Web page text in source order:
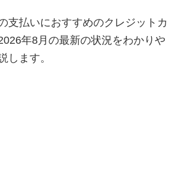
支払いにおすすめのクレジットカ
年8月の最新の状況をわかりや
します。